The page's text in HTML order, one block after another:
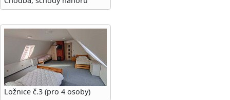
Ložnice č.3 (pro 4 osoby)